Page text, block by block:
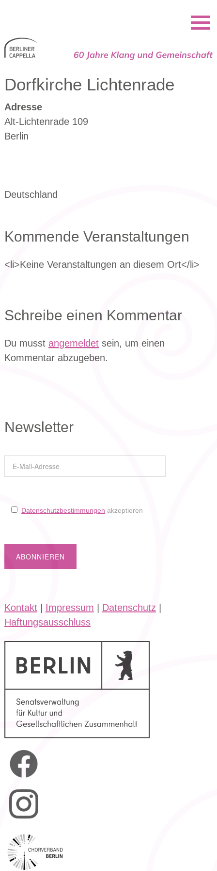
Dorfkirche Lichtenrade
Adresse
Alt-Lichtenrade 109
Berlin
Deutschland
Kommende Veranstaltungen
<li>Keine Veranstaltungen an diesem Ort</li>
Schreibe einen Kommentar
Du musst angemeldetsein, um einen
Kommentar abzugeben.
Newsletter
Datenschutzbestimmungen akzeptieren
Kontakt| Impressum Datenschutz
Haftungsausschluss